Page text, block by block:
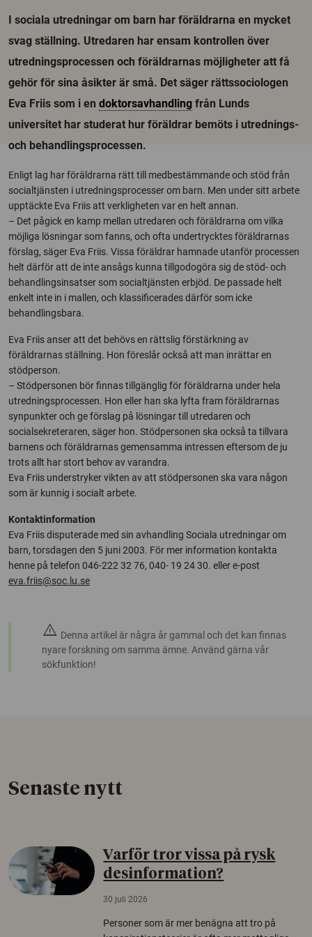
I sociala utredningar om barn har föräldrarna en mycket
svag ställning. Utredaren har ensam kontrollen över
utredningsprocessen och föräldrarnas möjligheter att få
gehör för sina åsikter är små. Det säger rättssociologen
Eva Friis som i en doktorsavhandling från Lunds
universitet har studerat hur föräldrar bemöts i utrednings-
och behandlingsprocessen.
Enligt lag har föräldrarna rätt till medbestämmande och stöd från
socialtjänsten i utredningsprocesser om barn. Men under sitt arbete
upptäckte Eva Friis att verkligheten var en helt annan.
– Det pågick en kamp mellan utredaren och föräldrarna om vilka
möjliga lösningar som fanns, och ofta undertrycktes föräldrarnas
förslag, säger Eva Friis. Vissa föräldrar hamnade utanför processen
helt därför att de inte ansågs kunna tillgodogöra sig de stöd- och
behandlingsinsatser som socialtjänsten erbjöd. De passade helt
enkelt inte in i mallen, och klassificerades därför som icke
behandlingsbara.
Eva Friis anser att det behövs en rättslig förstärkning av
föräldrarnas ställning. Hon föreslår också att man inrättar en
stödperson.
– Stödpersonen bör finnas tillgänglig för föräldrarna under hela
utredningsprocessen. Hon eller han ska lyfta fram föräldrarnas
synpunkter och ge förslag på lösningar till utredaren och
socialsekreteraren, säger hon. Stödpersonen ska också ta tillvara
barnens och föräldrarnas gemensamma intressen eftersom de ju
trots allt har stort behov av varandra.
Eva Friis understryker vikten av att stödpersonen ska vara någon
som är kunnig i socialt arbete.
Kontaktinformation
Eva Friis disputerade med sin avhandling Sociala utredningar om
barn, torsdagen den 5 juni 2003. För mer information kontakta
henne på telefon 046-222 32 76, 040- 19 24 30. eller e-post
eva.friis@soc.lu.se
warning Denna artikel är några år gammal och det kan finnas
nyare forskning om samma ämne. Använd gärna vår
sökfunktion!
Senaste nytt
Varför tror vissa på rysk
desinformation?
30 juli 2026
Personer som är mer benägna att tro på